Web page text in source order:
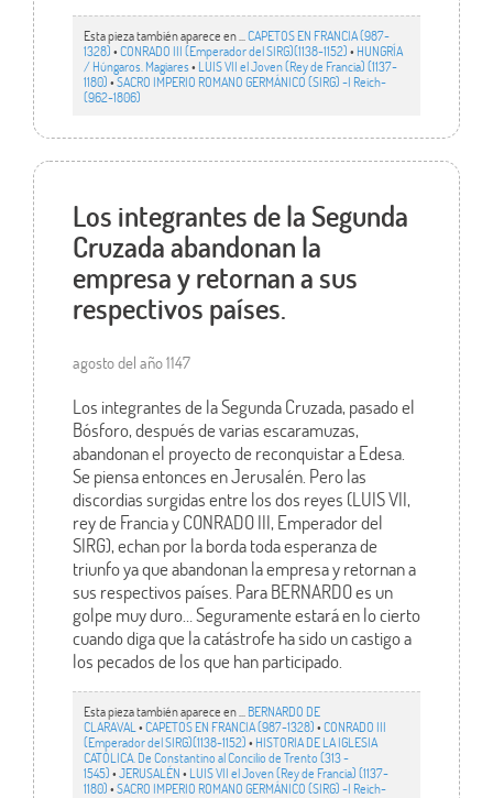
Esta pieza también aparece en ...CAPETOS EN FRANCIA (987-
1328)•CONRADO III (Emperador del SIRG)(1138-1152)• HUNGRÍA
/ Húngaros. Magiares• LUIS VII el Joven (Rey de Francia) (1137-
1180)•SACRO IMPERIO ROMANO GERMÁNICO (SIRG) -I Reich-
(962-1806)
Los integrantes de la Segunda
Cruzada abandonan la
empresa y retornan a sus
respectivos países.
agosto del año 1147
Los integrantes de la Segunda Cruzada, pasado el
Bósforo, después de varias escaramuzas,
abandonan el proyecto de reconquistar a Edesa.
Se piensa entonces en Jerusalén. Pero las
discordias surgidas entre los dos reyes (LUIS VII,
rey de Francia y CONRADO III, Emperador del
SIRG), echan por la borda toda esperanza de
triunfo ya que abandonan la empresa y retornan a
sus respectivos países. Para BERNARDO es un
golpe muy duro… Seguramente estará en lo cierto
cuando diga que la catástrofe ha sido un castigo a
los pecados de los que han participado.
Esta pieza también aparece en ... BERNARDO DE
CLARAVAL •CAPETOS EN FRANCIA (987-1328)•CONRADO III
(Emperador del SIRG)(1138-1152)• HISTORIA DE LA IGLESIA
CATÓLICA. De Constantino al Concilio de Trento (313 -
1545)•JERUSALÉN• LUIS VII el Joven (Rey de Francia) (1137-
1180)•SACRO IMPERIO ROMANO GERMÁNICO (SIRG) -I Reich-